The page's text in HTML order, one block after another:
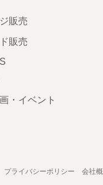
販売
販売
・イベント
プライバシーポリシー 会社